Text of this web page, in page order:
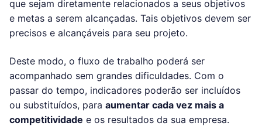
que sejam diretamente relacionados a seus objetivos
e metas a serem alcançadas. Tais objetivos devem ser
precisos e alcançáveis para seu projeto.
Deste modo, o fluxo de trabalho poderá ser
acompanhado sem grandes dificuldades. Com o
passar do tempo, indicadores poderão ser incluídos
ou substituídos, para aumentar cada vez mais a
competitividade e os resultados da sua empresa.